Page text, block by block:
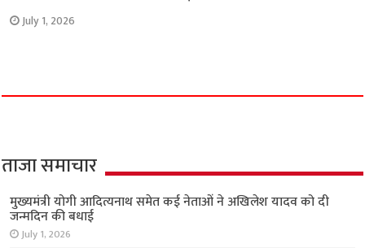
July 1, 2026
ताजा समाचार
मुख्यमंत्री योगी आदित्यनाथ समेत कई नेताओं ने अखिलेश यादव को दी
जन्मदिन की बधाई
July 1, 2026